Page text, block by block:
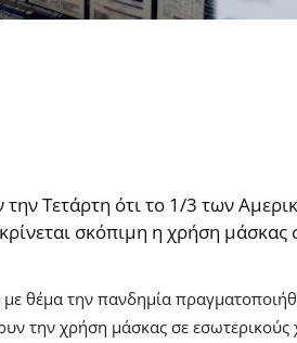
Τετάρτη ότι το 1/3 των
σκόπιμη η χρήση
θέμα την πανδημία
την χρήση μάσκας σε